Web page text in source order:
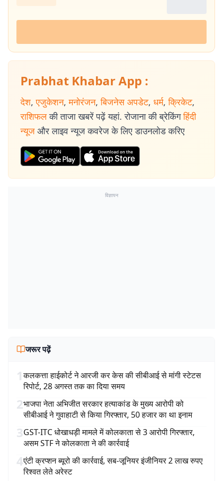
Prabhat Khabar App :
देश, एजुकेशन, मनोरंजन, बिजनेस अपडेट, धर्म, क्रिकेट,
राशिफल की ताजा खबरें पढ़ें यहां. रोजाना की ब्रेकिंग हिंदी
न्यूज और लाइव न्यूज कवरेज के लिए डाउनलोड करिए
विज्ञापन
जरूर पढ़ें
1कलकत्ता हाईकोर्ट ने आरजी कर केस की सीबीआई से मांगी स्टेटस
रिपोर्ट, 28 अगस्त तक का दिया समय
2भाजपा नेता अभिजीत सरकार हत्याकांड के मुख्य आरोपी को
सीबीआई ने गुवाहाटी से किया गिरफ्तार, 50 हजार का था इनाम
3GST-ITC धोखाधड़ी मामले में कोलकाता से 3 आरोपी गिरफ्तार,
असम STF ने कोलकाता ने की कार्रवाई
4एंटी क्रप्शन ब्यूरो की कार्रवाई, सब-जूनियर इंजीनियर 2 लाख रुपए
रिश्वत लेते अरेस्ट